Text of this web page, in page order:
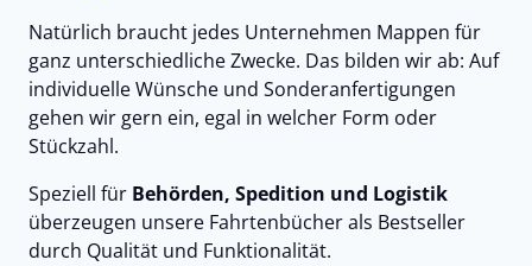
Natürlich braucht jedes Unternehmen Mappen für
ganz unterschiedliche Zwecke. Das bilden wir ab: Auf
individuelle Wünsche und Sonderanfertigungen
gehen wir gern ein, egal in welcher Form oder
Stückzahl.
Speziell für Behörden, Spedition und Logistik
überzeugen unsere Fahrtenbücher als Bestseller
durch Qualität und Funktionalität.